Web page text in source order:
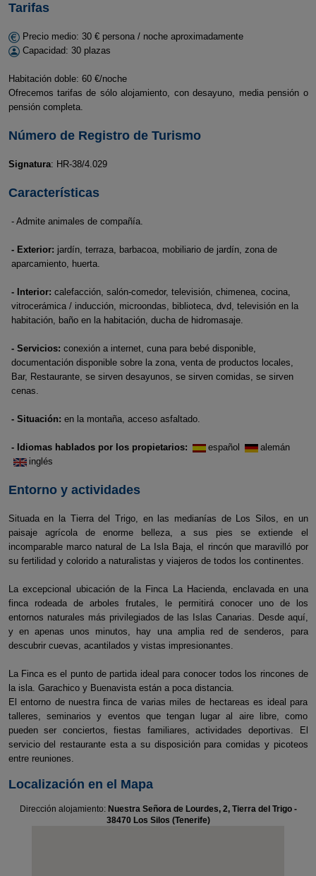
Tarifas
Precio medio: 30 € persona / noche aproximadamente
Capacidad: 30 plazas
Habitación doble: 60 €/noche
Ofrecemos tarifas de sólo alojamiento, con desayuno, media pensión o
pensión completa.
Número de Registro de Turismo
Signatura: HR-38/4.029
Características
- Admite animales de compañía.
- Exterior: jardín, terraza, barbacoa, mobiliario de jardín, zona de
aparcamiento, huerta.
- Interior: calefacción, salón-comedor, televisión, chimenea, cocina,
vitrocerámica / inducción, microondas, biblioteca, dvd, televisión en la
habitación, baño en la habitación, ducha de hidromasaje.
- Servicios: conexión a internet, cuna para bebé disponible,
documentación disponible sobre la zona, venta de productos locales,
Bar, Restaurante, se sirven desayunos, se sirven comidas, se sirven
cenas.
- Situación: en la montaña, acceso asfaltado.
- Idiomas hablados por los propietarios: español
alemán
inglés
Entorno y actividades
Situada en la Tierra del Trigo, en las medianías de Los Silos, en un
paisaje agrícola de enorme belleza, a sus pies se extiende el
incomparable marco natural de La Isla Baja, el rincón que maravilló por
su fertilidad y colorido a naturalistas y viajeros de todos los continentes.
La excepcional ubicación de la Finca La Hacienda, enclavada en una
finca rodeada de arboles frutales, le permitirá conocer uno de los
entornos naturales más privilegiados de las Islas Canarias. Desde aquí,
y en apenas unos minutos, hay una amplia red de senderos, para
descubrir cuevas, acantilados y vistas impresionantes.
La Finca es el punto de partida ideal para conocer todos los rincones de
la isla. Garachico y Buenavista están a poca distancia.
El entorno de nuestra finca de varias miles de hectareas es ideal para
talleres, seminarios y eventos que tengan lugar al aire libre, como
pueden ser conciertos, fiestas familiares, actividades deportivas. El
servicio del restaurante esta a su disposición para comidas y picoteos
entre reuniones.
Localización en el Mapa
Dirección alojamiento: Nuestra Señora de Lourdes, 2, Tierra del Trigo -
38470 Los Silos (Tenerife)